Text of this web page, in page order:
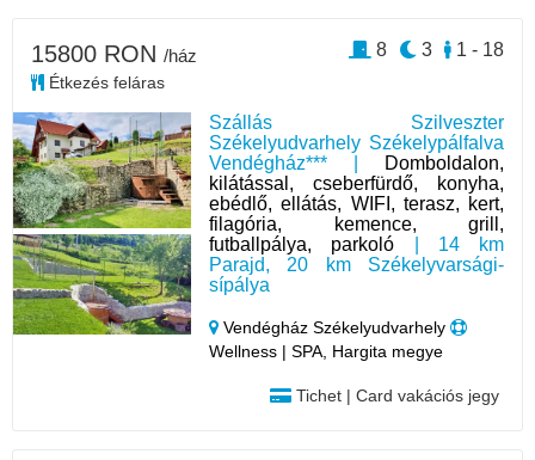
Szállás Szilveszter
Székelyudvarhely Székelypálfalva
Vendégház*** |
Domboldalon,
kilátással, cseberfürdő, konyha,
ebédlő, ellátás, WIFI, terasz, kert,
filagória, kemence, grill,
futballpálya, parkoló | 14 km
Parajd, 20 km Székelyvarsági-
sípálya
Vendégház Székelyudvarhely
Wellness | SPA, Hargita megye
Tichet | Card vakációs jegy
15800 RON /ház
Étkezés feláras
1 - 18
3
8